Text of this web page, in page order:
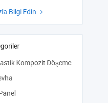
Bilgi Edin 
Kompozit Döşeme